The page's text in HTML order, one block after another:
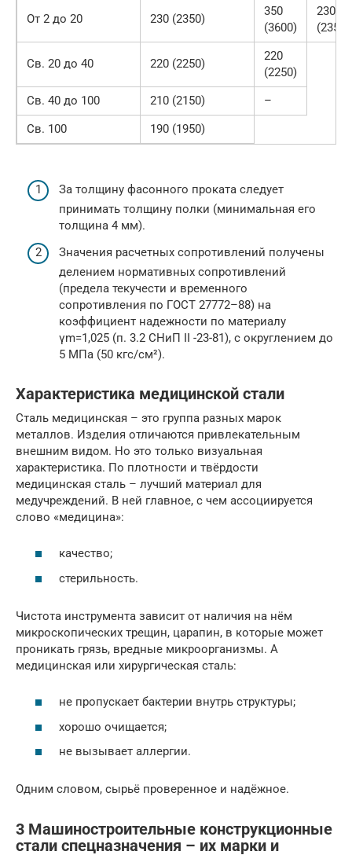
От 2 до 20 230 (2350)
350
(3600)
230
(2350)
Св. 20 до 40 220 (2250)
220
(2250)
Св. 40 до 100
210 (2150)
–
Св. 100
190 (1950)
За толщину фасонного проката следует
принимать толщину полки (минимальная его
толщина 4 мм).
Значения расчетных сопротивлений получены
делением нормативных сопротивлений
(предела текучести и временного
сопротивления по ГОСТ 27772–88) на
коэффициент надежности по материалу
γm=1,025 (п. 3.2 СНиП II -23-81), с округлением до
5 МПа (50 кгс/см²).
Характеристика медицинской стали
Сталь медицинская – это группа разных марок
металлов. Изделия отличаются привлекательным
внешним видом. Но это только визуальная
характеристика. По плотности и твёрдости
медицинская сталь – лучший материал для
медучреждений. В ней главное, с чем ассоциируется
слово «медицина»:
качество;
стерильность.
Чистота инструмента зависит от наличия на нём
микроскопических трещин, царапин, в которые может
проникать грязь, вредные микроорганизмы. А
медицинская или хирургическая сталь:
не пропускает бактерии внутрь структуры;
хорошо очищается;
не вызывает аллергии.
Одним словом, сырьё проверенное и надёжное.
3 Машиностроительные конструкционные
стали спецназначения – их марки и